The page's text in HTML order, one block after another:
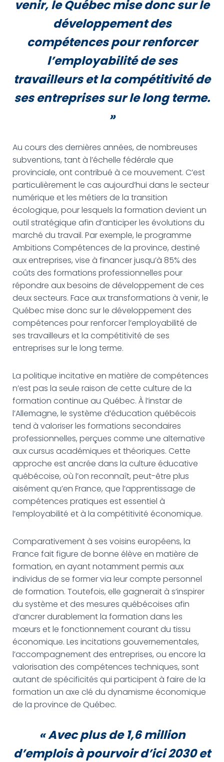
venir, le Québec mise donc sur le
développement des
compétences pour renforcer
l’employabilité de ses
travailleurs et la compétitivité de
ses entreprises sur le long terme.
»
Au cours des dernières années, de nombreuses
subventions, tant à l’échelle fédérale que
provinciale, ont contribué à ce mouvement. C’est
particulièrement le cas aujourd’hui dans le secteur
numérique et les métiers de la transition
écologique, pour lesquels la formation devient un
outil stratégique afin d’anticiper les évolutions du
marché du travail. Par exemple, le programme
Ambitions Compétences de la province, destiné
aux entreprises, vise à financer jusqu’à 85% des
coûts des formations professionnelles pour
répondre aux besoins de développement de ces
deux secteurs. Face aux transformations à venir, le
Québec mise donc sur le développement des
compétences pour renforcer l’employabilité de
ses travailleurs et la compétitivité de ses
entreprises sur le long terme.
La politique incitative en matière de compétences
n’est pas la seule raison de cette culture de la
formation continue au Québec. À l’instar de
l’Allemagne, le système d’éducation québécois
tend à valoriser les formations secondaires
professionnelles, perçues comme une alternative
aux cursus académiques et théoriques. Cette
approche est ancrée dans la culture éducative
québécoise, où l’on reconnaît, peut-être plus
aisément qu’en France, que l’apprentissage de
compétences pratiques est essentiel à
l’employabilité et à la compétitivité économique.
Comparativement à ses voisins européens, la
France fait figure de bonne élève en matière de
formation, en ayant notamment permis aux
individus de se former via leur compte personnel
de formation. Toutefois, elle gagnerait à s’inspirer
du système et des mesures québécoises afin
d’ancrer durablement la formation dans les
mœurs et le fonctionnement courant du tissu
économique. Les incitations gouvernementales,
l’accompagnement des entreprises, ou encore la
valorisation des compétences techniques, sont
autant de spécificités qui participent à faire de la
formation un axe clé du dynamisme économique
de la province de Québec.
« Avec plus de 1,6 million
d’emplois à pourvoir d’ici 2030 et